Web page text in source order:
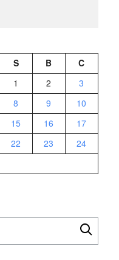
S B
C
1
2
3
8 9
10
15 16
17
22 23
24